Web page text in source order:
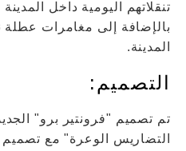
تنقلاتهم اليومية داخل
بالإضافة إلى مغامرات عطلة
المدينة.
التصميم:
تم تصميم "فرونتير برو"
التضاريس الوعرة" مع